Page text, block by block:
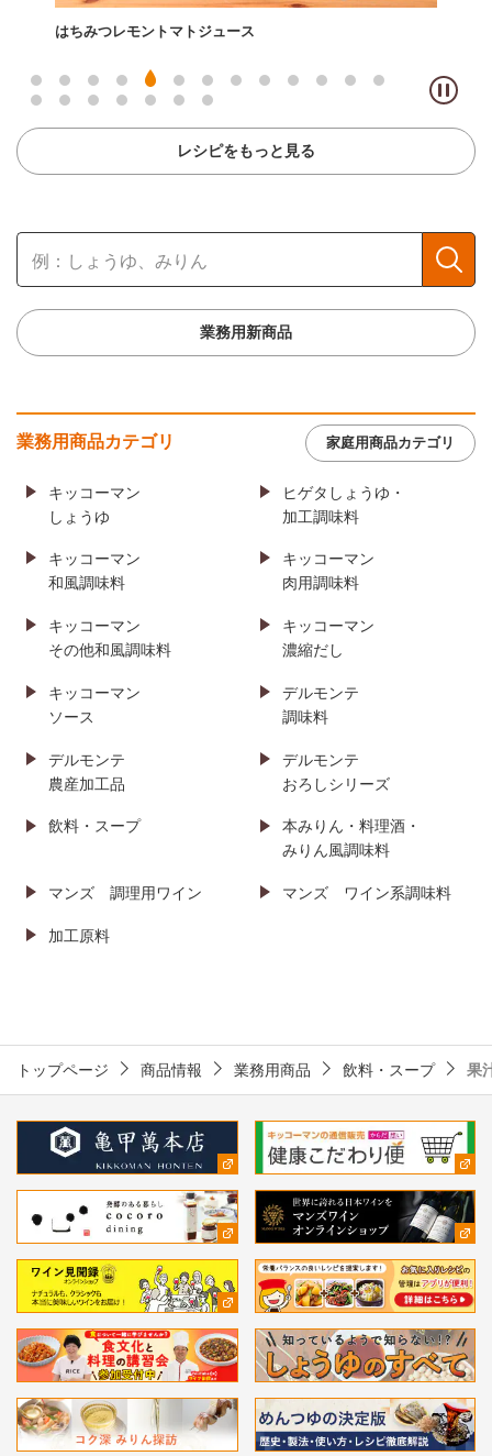
リコピンリッチミルク（リコピンリッチ トマト飲料使用）
レシピをもっと見る
業務用新商品
業務用商品カテゴリ 家庭用商品カテゴリ
キッコーマン
しょうゆ
ヒゲタしょうゆ・
加工調味料
キッコーマン
和風調味料
キッコーマン
肉用調味料
キッコーマン
その他和風調味料
キッコーマン
濃縮だし
キッコーマン
ソース
デルモンテ
調味料
デルモンテ
農産加工品
デルモンテ
おろしシリーズ
飲料・スープ
本みりん・料理酒・
みりん風調味料
マンズ 調理用ワイン マンズ ワイン系調味料
加工原料
トップページ 商品情報 業務用商品 飲料・スープ 果